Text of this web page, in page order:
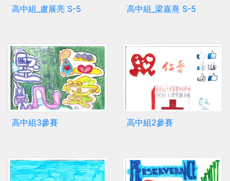
高中組_盧展亮 S-5 高中組_梁嘉熹 S-5
高中組3參賽 高中組2參賽